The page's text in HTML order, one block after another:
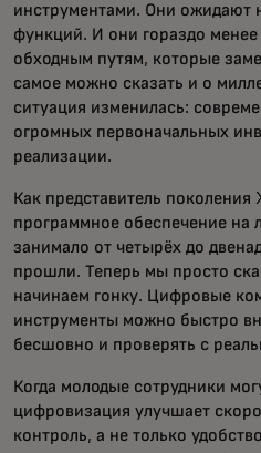
инструментами. Они ожидают
функций. И они гораздо
обходным путям, которые
самое можно сказать и о
ситуация изменилась:
огромных первоначальных
реализации.
Как представитель
программное обеспечение на
занимало от четырёх до
прошли. Теперь мы просто
начинаем гонку. Цифровые
инструменты можно быстро
бесшовно и проверять с
Когда молодые сотрудники
цифровизация улучшает
контроль, а не только